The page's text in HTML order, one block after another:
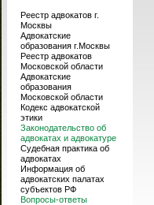
Реестр адвокатов г.
Москвы
Адвокатские
образования г.Москвы
Реестр адвокатов
Московской области
Адвокатские
образования
Московской области
Кодекс адвокатской
этики
Законодательство об
адвокатах и адвокатуре
Судебная практика об
адвокатах
Информация об
адвокатских палатах
субъектов РФ
Вопросы-ответы